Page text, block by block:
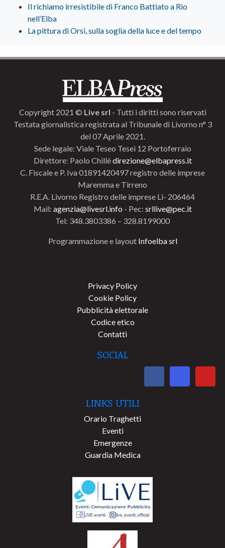
Il richiamo irresistibile di Franco Battiato a Rio
nell’Elba
La pittura di Orsi, sulla soglia della luce e del tempo
Copyright 2021 © Live srl - Tutti i diritti sono riservati
Testata giornalistica registrata al Tribunale di Livorno n° 3
del 07 Aprile 2021.
Sede legale: Viale Teseo Tesei 12 Portoferraio
Direttore: Paolo Chillèdirezione@elbapress.it
C. Fiscale e P. Iva 01891420497 registro delle imprese
Maremma e Tirreno
R.E.A. Livorno Registro delle imprese Li- 206464
Mail: agenzia@livesrl.info - Pec: srllive@pec.it
Tel: 348.3803386 – 328.8199000
Programmazione e layout Infoelba srl
Privacy Policy
Cookie Policy
Pubblicità elettorale
Codice etico
Contatti
SOCIAL
LINKS UTILI
Orario Traghetti
Eventi
Emergenze
Guardia Medica